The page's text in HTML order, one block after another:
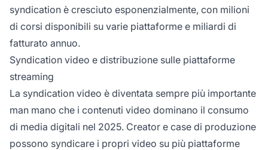
syndication è cresciuto esponenzialmente, con milioni
di corsi disponibili su varie piattaforme e miliardi di
fatturato annuo.
Syndication video e distribuzione sulle piattaforme
streaming
La syndication video è diventata sempre più importante
man mano che i contenuti video dominano il consumo
di media digitali nel 2025. Creator e case di produzione
possono syndicare i propri video su più piattaforme